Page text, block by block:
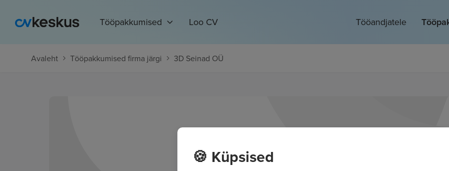
Tööpakkumised Loo CV Tööandjatele
Avaleht Tööpakkumised firma järgi 3D Seinad OÜ
🍪 Küpsised